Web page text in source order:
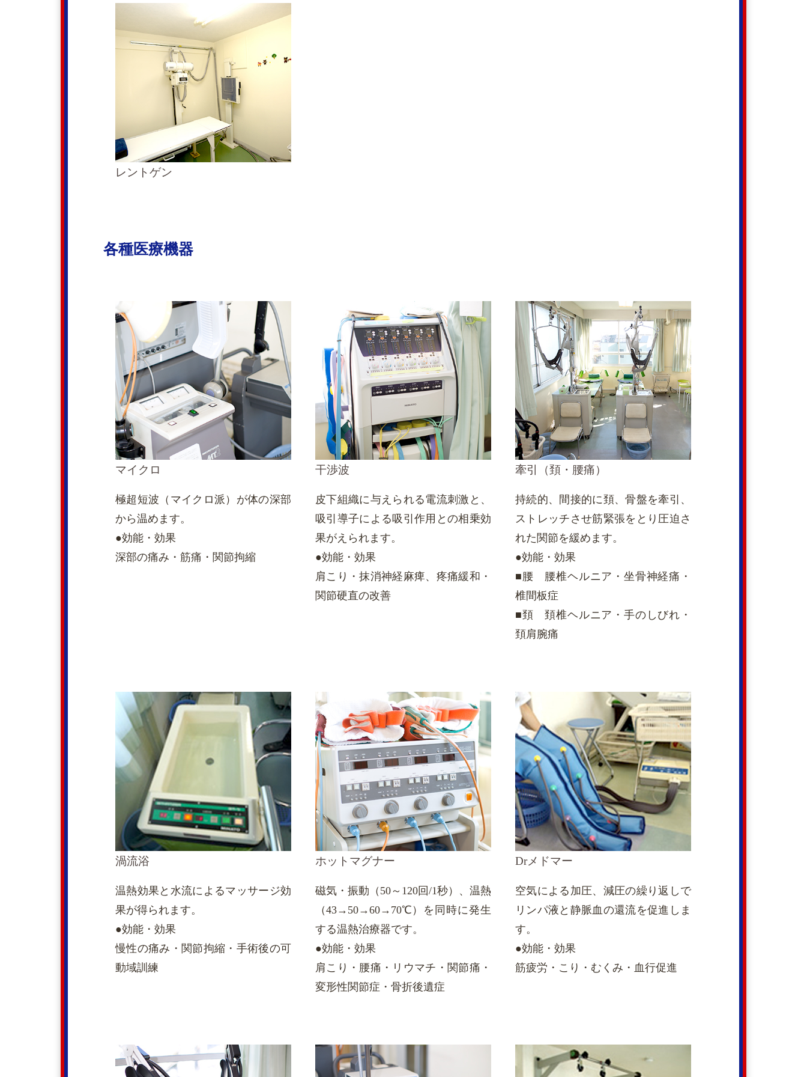
レントゲン
各種医療機器
マイクロ
極超短波（マイクロ派）が体の深部
から温めます。
●効能・効果
深部の痛み・筋痛・関節拘縮
干渉波
皮下組織に与えられる電流刺激と、
吸引導子による吸引作用との相乗効
果がえられます。
●効能・効果
肩こり・抹消神経麻痺、疼痛緩和・
関節硬直の改善
牽引（頚・腰痛）
持続的、間接的に頚、骨盤を牽引、
ストレッチさせ筋緊張をとり圧迫さ
れた関節を緩めます。
●効能・効果
■腰 腰椎ヘルニア・坐骨神経痛・
椎間板症
■頚 頚椎ヘルニア・手のしびれ・
頚肩腕痛
渦流浴
温熱効果と水流によるマッサージ効
果が得られます。
●効能・効果
慢性の痛み・関節拘縮・手術後の可
動域訓練
ホットマグナー
磁気・振動（50～120回/1秒）、温熱
（43→ 50→60→ 70℃）
を同時に発生
する温熱治療器です。
●効能・効果
肩こり・腰痛・リウマチ・関節痛・
変形性関節症・骨折後遺症
Drメドマー
空気による加圧、減圧の繰り返しで
リンパ液と静脈血の還流を促進しま
す。
●効能・効果
筋疲労・こり・むくみ・血行促進